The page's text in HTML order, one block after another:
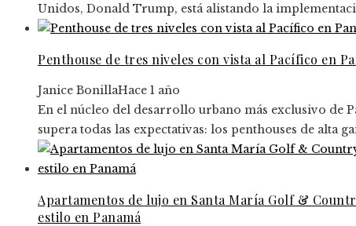
Unidos, Donald Trump, está alistando la
Penthouse de tres niveles con vista al Pacífico en
Janice BonillaHace 1 año
En el núcleo del desarrollo urbano más exclusivo de
supera todas las expectativas: los penthouses de alta
Apartamentos de lujo en Santa María Golf &
estilo en Panamá